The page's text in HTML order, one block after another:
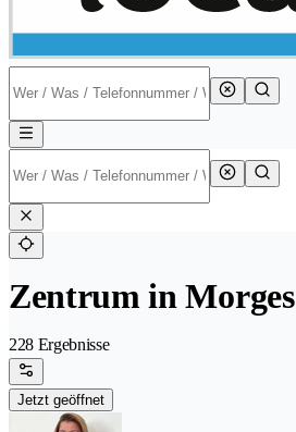
Zentrum in Morges
228 Ergebnisse
Jetzt geöffnet